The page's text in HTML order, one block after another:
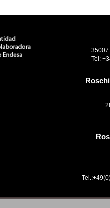
35007
Tel: